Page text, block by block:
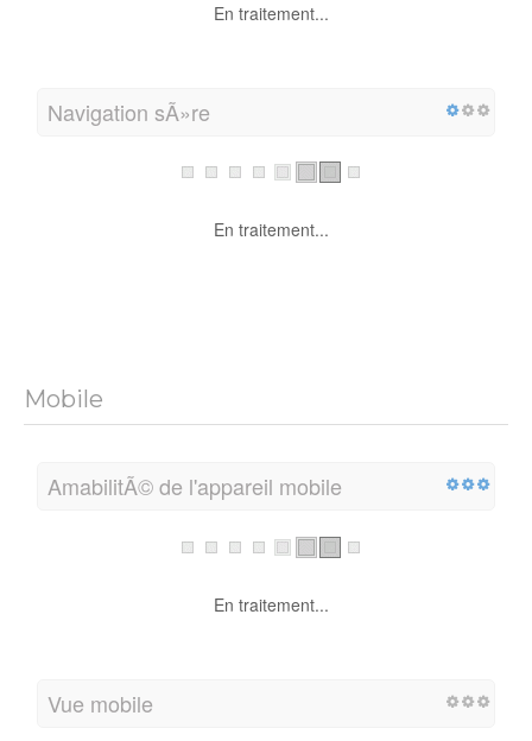
En traitement...
Navigation sÃ»re
En traitement...
Mobile
AmabilitÃ© de l'appareil mobile
En traitement...
Vue mobile